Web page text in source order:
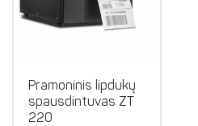
Pramoninis lipdukų
spausdintuvas ZT
220